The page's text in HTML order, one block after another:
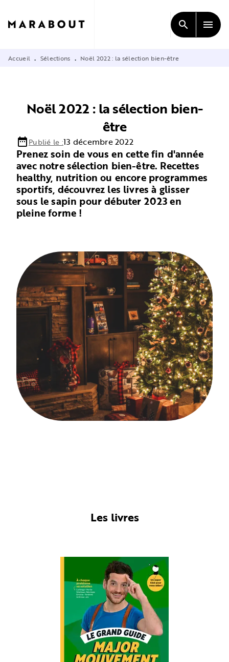
CONTENU
search menu
Accueil • Sélections • Noël 2022 : la sélection bien-être
Noël 2022 : la sélection bien-
être
date_rangePublié le :13 décembre 2022
Prenez soin de vous en cette fin d'année
avec notre sélection bien-être. Recettes
healthy, nutrition ou encore programmes
sportifs, découvrez les livres à glisser
sous le sapin pour débuter 2023 en
pleine forme !
Les livres